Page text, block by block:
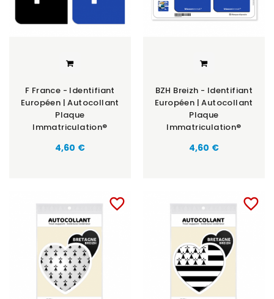
F France - Identifiant
Européen | Autocollant
Plaque
Immatriculation®
Prix
4,60 €
BZH Breizh - Identifiant
Européen | Autocollant
Plaque
Immatriculation®
Prix
4,60 €
favorite_border favorite_border